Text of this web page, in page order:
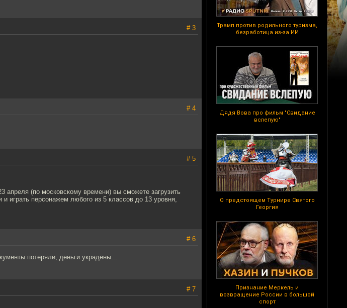
Трамп против родильного туризма,
безработица из-за ИИ
Дядя Вова про фильм "Свидание
вслепую"
О предстоящем Турнире Святого
Георгия
Признание Меркель и
возвращение России в большой
спорт
# 3
# 4
# 5
апреля (по московскому времени) вы сможете загрузить
играть персонажем любого из 5 классов до 13 уровня,
# 6
потеряли, деньги украдены...
# 7